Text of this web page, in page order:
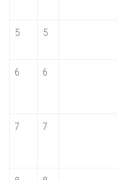
5 5
6 6
7 7